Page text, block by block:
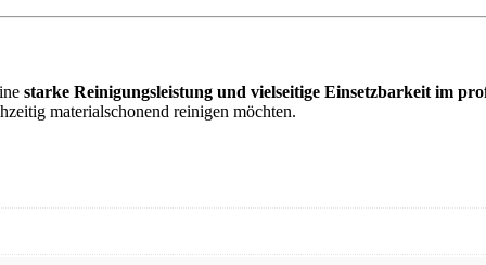
starke Reinigungsleistung und vielseitige Einsetzbarkeit im
materialschonend reinigen möchten.